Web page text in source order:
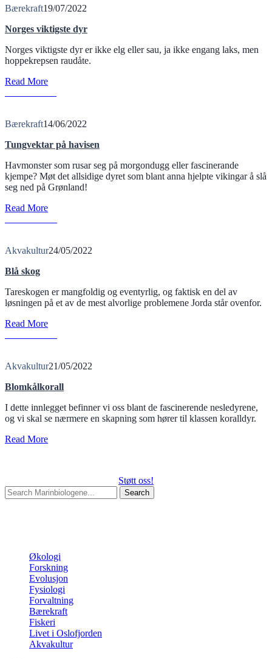
Bærekraft19/07/2022
Norges viktigste dyr
Norges viktigste dyr er ikke elg eller sau, ja ikke engang laks, men
hoppekrepsen raudåte.
Read More
Bærekraft14/06/2022
Tungvektar på havisen
Havmonster som rusar seg på morgondugg eller fascinerande
kjempe? Møt det allsidige dyret som blant anna hjelpte vikingar å slå
seg ned på Grønland!
Read More
Akvakultur24/05/2022
Blå skog
Tareskogen er mangfoldig og eventyrlig, og faktisk en del av
løsningen på et av de mest alvorlige problemene Jorda står ovenfor.
Read More
Akvakultur21/05/2022
Blomkålkorall
I dette innlegget befinner vi oss blant de fascinerende nesledyrene,
og vi skal se nærmere en skapning som hører til klassen koralldyr.
Read More
Støtt oss!
Search
for:
Økologi
Forskning
Evolusjon
Fysiologi
Forvaltning
Bærekraft
Fiskeri
Livet i Oslofjorden
Akvakultur